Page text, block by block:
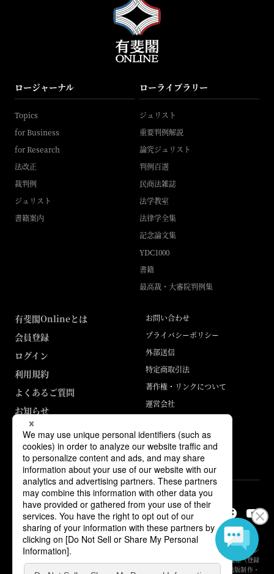
ロージャーナル
Topics
for Business
for Research
法改正
裁判例
ジュリスト
書籍案内
ローライブラリー
ジュリスト
重要判例解説
論究ジュリスト
判例百選
民商法雑誌
法学教室
法律学全集
記念論文集
YDC1000
書籍
最高裁・大審院判例集
有斐閣Onlineとは
会員登録
ログイン
利用規約
よくあるご質問
お知らせ
お問い合わせ
プライバシーポリシー
外部送信
特定商取引法
著作権・リンクについて
運営会社
ABJマークは、この電子書店・電子書籍配信サービスが、著作権者からコン
テンツ使用許諾を得た正規版配信サービスであることを示す登録商標（登録
番号 第6091713号）です。詳しくは［ABJマーク］または［電子出版制作・